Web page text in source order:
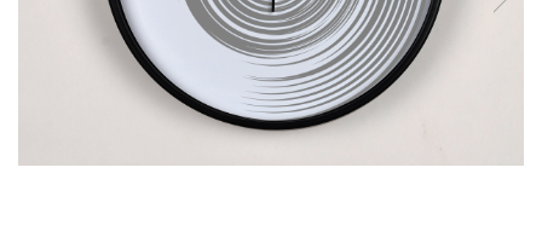
Zodia Fecioara
Zodia Gemeni
Zodia Taur
Tablouri PVC
Tablouri PVC copii